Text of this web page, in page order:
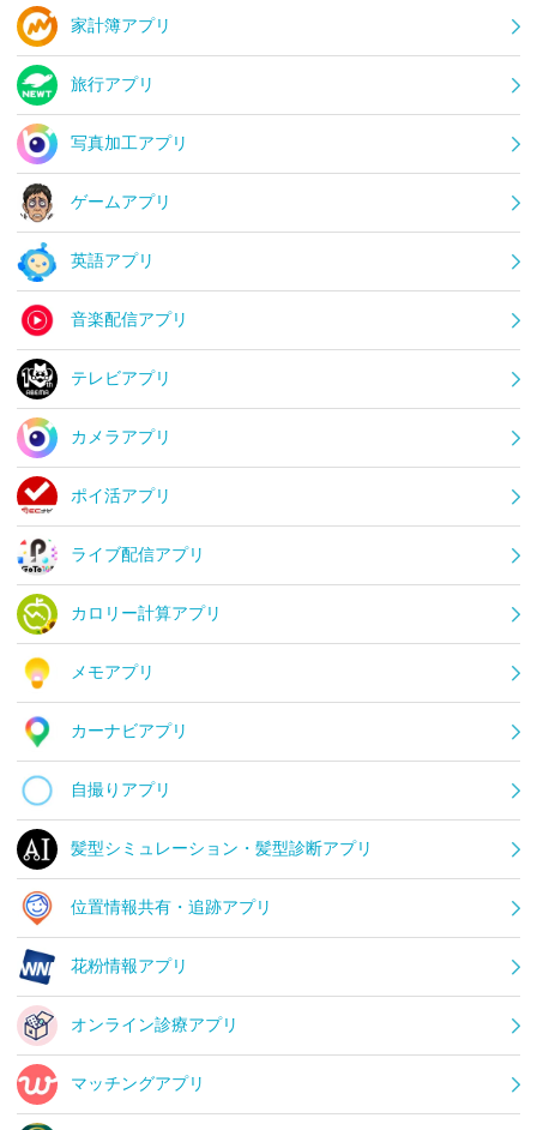
家計簿アプリ
旅行アプリ
写真加工アプリ
ゲームアプリ
英語アプリ
音楽配信アプリ
テレビアプリ
カメラアプリ
ポイ活アプリ
ライブ配信アプリ
カロリー計算アプリ
メモアプリ
カーナビアプリ
自撮りアプリ
髪型シミュレーション・髪型診断アプリ
位置情報共有・追跡アプリ
花粉情報アプリ
オンライン診療アプリ
マッチングアプリ